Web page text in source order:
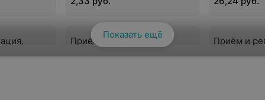
заболеваний, маркеры
Приём и регистрация,
Приём и
Смотреть все
Показать ещё